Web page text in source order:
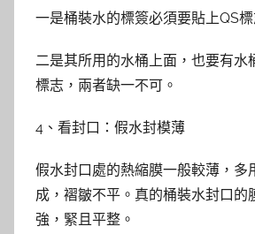
一是桶裝水的標簽必須要貼上QS標
二是其所用的水桶上面，也要有水
標志，兩者缺一不可。
4、看封口：假水封模薄
假水封口處的熱縮膜一般較薄，多
成，褶皺不平。真的桶裝水封口的
強，緊且平整。